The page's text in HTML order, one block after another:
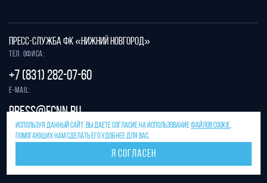
Защита от спама reCAPTCHA.
Конфиденциальностьиусловия использования
ПРЕСС-СЛУЖБА ФК «НИЖНИЙ НОВГОРОД»
Тел. офиса:
+7 (831) 282-07-60
E-mail:
press@fcnn.ru
ИСПОЛЬЗУЯ ДАННЫЙ САЙТ, ВЫ ДАЕТЕ СОГЛАСИЕ НА ИСПОЛЬЗОВАНИЕФАЙЛОВ COOKIE,
ПОМОГАЮЩИХ НАМ СДЕЛАТЬ ЕГО УДОБНЕЕ ДЛЯ ВАС.
Я СОГЛАСЕН